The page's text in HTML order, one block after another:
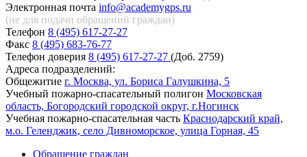
Электронная почта info@academygps.ru
(не для подачи обращений граждан)
Телефон 8 (495) 617-27-27
Факс 8 (495) 683-76-77
Телефон доверия 8 (495) 617-27-27 (Доб. 2759)
Адреса подразделений:
Общежитие г. Москва, ул. Бориса Галушкина, 5
Учебный пожарно-спасательный полигон Московская
область, Богородский городской округ, г.Ногинск
Учебная пожарно-спасательная часть Краснодарский край,
м.о. Геленджик, село Дивноморское, улица Горная, 45
Обращение граждан